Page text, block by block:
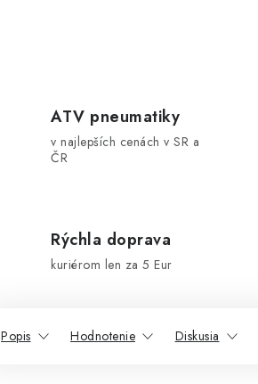
ATV pneumatiky
v najlepších cenách v SR a
ČR
Rýchla doprava
kuriérom len za 5 Eur
Popis Hodnotenie Diskusia